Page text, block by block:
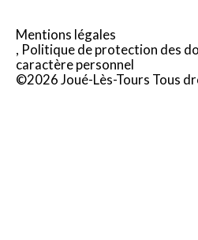
Mentions légales
Politique de protection des
caractère personnel
©2026 Joué-Lès-Tours Tous